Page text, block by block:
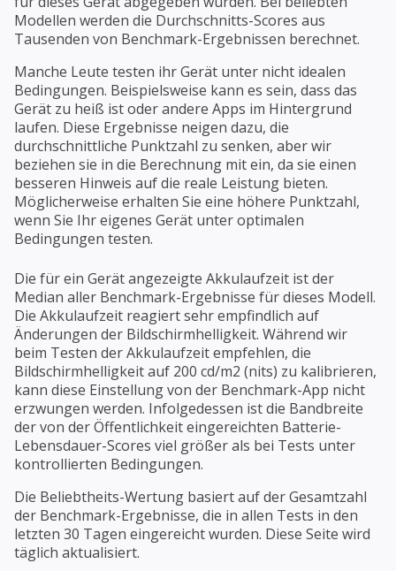
Modellen werden die Durchschnitts-Scores aus
Tausenden von Benchmark-Ergebnissen berechnet.
Manche Leute testen ihr Gerät unter nicht idealen
Bedingungen. Beispielsweise kann es sein, dass das
Gerät zu heiß ist oder andere Apps im Hintergrund
laufen. Diese Ergebnisse neigen dazu, die
durchschnittliche Punktzahl zu senken, aber wir
beziehen sie in die Berechnung mit ein, da sie einen
besseren Hinweis auf die reale Leistung bieten.
Möglicherweise erhalten Sie eine höhere Punktzahl,
wenn Sie Ihr eigenes Gerät unter optimalen
Bedingungen testen.
Die für ein Gerät angezeigte Akkulaufzeit ist der
Median aller Benchmark-Ergebnisse für dieses Modell.
Die Akkulaufzeit reagiert sehr empfindlich auf
Änderungen der Bildschirmhelligkeit. Während wir
beim Testen der Akkulaufzeit empfehlen, die
Bildschirmhelligkeit auf 200 cd/m2 (nits) zu kalibrieren,
kann diese Einstellung von der Benchmark-App nicht
erzwungen werden. Infolgedessen ist die Bandbreite
der von der Öffentlichkeit eingereichten Batterie-
Lebensdauer-Scores viel größer als bei Tests unter
kontrollierten Bedingungen.
Die Beliebtheits-Wertung basiert auf der Gesamtzahl
der Benchmark-Ergebnisse, die in allen Tests in den
letzten 30 Tagen eingereicht wurden. Diese Seite wird
täglich aktualisiert.